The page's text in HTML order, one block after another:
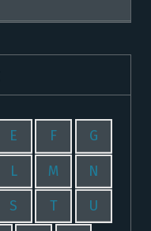
E F G
L M N
S T U